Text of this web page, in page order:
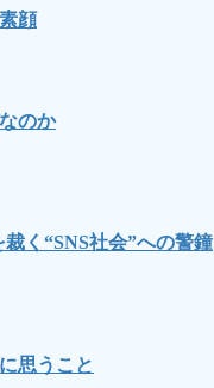
顔
のか
く“SNS社会”への警鐘
思うこと